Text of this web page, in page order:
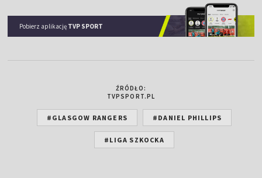
Pobierz aplikację TVP SPORT
ŹRÓDŁO:
TVPSPORT.PL
#GLASGOW RANGERS #DANIEL PHILLIPS
#LIGA SZKOCKA